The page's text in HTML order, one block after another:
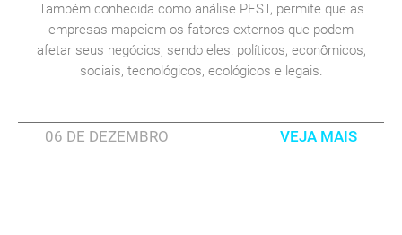
Também conhecida como análise PEST, permite que as
empresas mapeiem os fatores externos que podem
afetar seus negócios, sendo eles: políticos, econômicos,
sociais, tecnológicos, ecológicos e legais.
06 DE DEZEMBRO VEJA MAIS